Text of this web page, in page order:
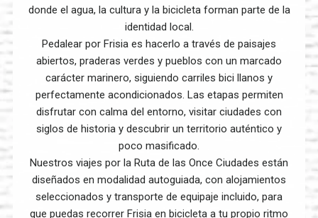
donde el agua, la cultura y la bicicleta forman parte de la
identidad local.
Pedalear por Frisia es hacerlo a través de paisajes
abiertos, praderas verdes y pueblos con un marcado
carácter marinero, siguiendo carriles bici llanos y
perfectamente acondicionados. Las etapas permiten
disfrutar con calma del entorno, visitar ciudades con
siglos de historia y descubrir un territorio auténtico y
poco masificado.
Nuestros viajes por la Ruta de las Once Ciudades están
diseñados en modalidad autoguiada, con alojamientos
seleccionados y transporte de equipaje incluido, para
que puedas recorrer Frisia en bicicleta a tu propio ritmo